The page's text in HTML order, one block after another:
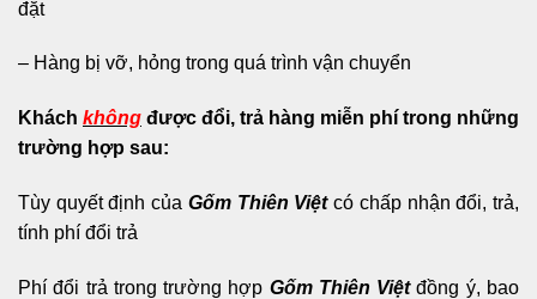
đặt
– Hàng bị vỡ, hỏng trong quá trình vận chuyển
Khách không được đổi, trả hàng miễn phí trong những
trường hợp sau:
Tùy quyết định của Gốm Thiên Việtcó chấp nhận đổi, trả,
tính phí đổi trả
Phí đổi trả trong trường hợp Gốm Thiên Việtđồng ý, bao